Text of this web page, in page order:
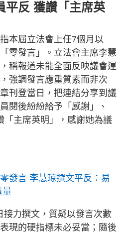
平反 獲讚「主席英
本屆立法會上任7個月以
零發言」。立法會主席李慧
稱報道未能全面反映議會運
強調發言應重質素而非次
刊登當日，把連結分享到議
閱後紛紛給予「感謝」、
「主席英明」，感謝她為議
發言 李慧琼撰文平反：易
量
接力撰文，質疑以發言次數
現的硬指標未必妥當；隨後